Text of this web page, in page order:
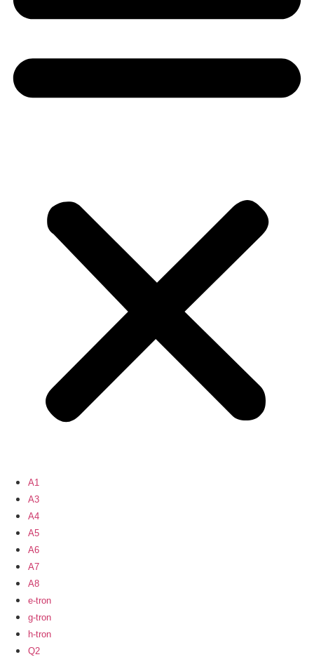
A1
A3
A4
A5
A6
A7
A8
e-tron
g-tron
h-tron
Q2